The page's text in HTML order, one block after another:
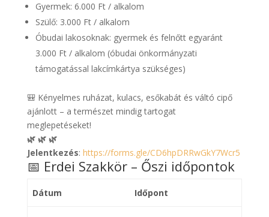
Gyermek: 6.000 Ft / alkalom
Szülő: 3.000 Ft / alkalom
Óbudai lakosoknak: gyermek és felnőtt egyaránt
3.000 Ft / alkalom (óbudai önkormányzati
támogatással lakcímkártya szükséges)
🎒 Kényelmes ruházat, kulacs, esőkabát és váltó cipő
ajánlott – a természet mindig tartogat
meglepetéseket!
🌿 🌿 🌿
Jelentkezés: https://forms.gle/CD6hpDRRwGkY7Wcr5
📅 Erdei Szakkör – Őszi időpontok
Dátum Időpont